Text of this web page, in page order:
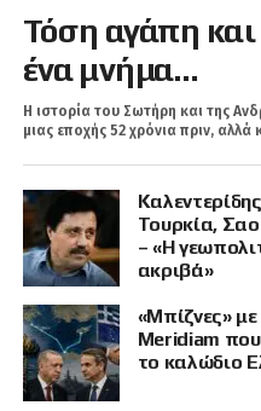
Τόση αγάπη
ένα μνήμα…
Η ιστορία του Σωτήρη και της
μιας εποχής 52 χρόνια πριν,
Τουρκία,
– «Η
ακριβά»
«Μπίζνες»
Meridiam
το καλώδιο